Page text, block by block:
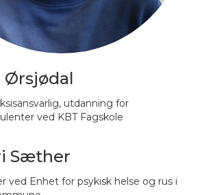
Ørsjødal
utdanning for
ved KBT Fagskole
Sæther
ved Enhet for psykisk helse og rus i